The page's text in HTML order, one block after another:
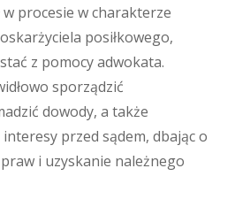
procesie w charakterze
posiłkowego,
z pomocy adwokata.
sporządzić
dowody, a także
przed sądem, dbając o
i uzyskanie należnego